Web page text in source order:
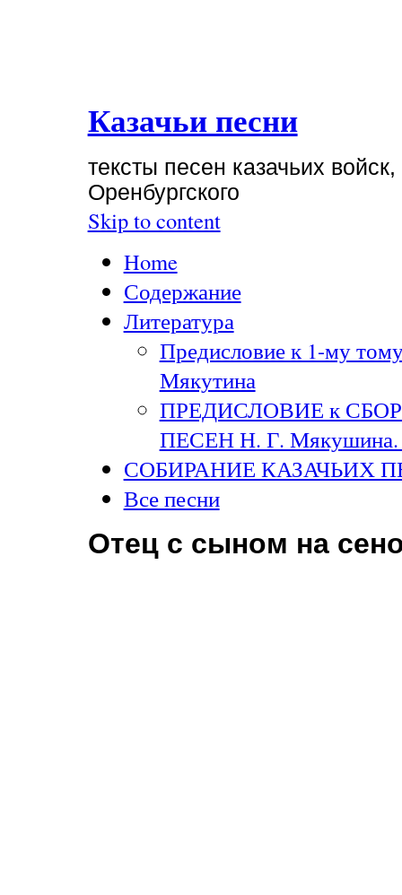
Казачьи песни
тексты песен казачьих
Оренбургского
Skip to content
Home
Содержание
Литература
Предисловие к 1-му
Мякутина
ПРЕДИСЛОВИЕ к
ПЕСЕН Н. Г. Мякушина.
СОБИРАНИЕ КАЗАЧЬИХ
Все песни
Отец с сыном на